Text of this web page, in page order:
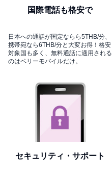
国際電話も格安で
日本への通話が国定ならら5THB/分、
携帯宛なら6THB/分と大変お得！格安
対象国も多く、無料通話に適用される
のはベリーモバイルだけ。
セキュリティ・サポート